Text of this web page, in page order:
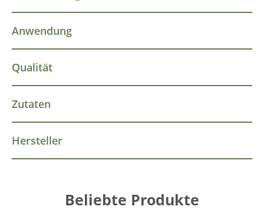
Anwendung
Qualität
Zutaten
Hersteller
Beliebte Produkte